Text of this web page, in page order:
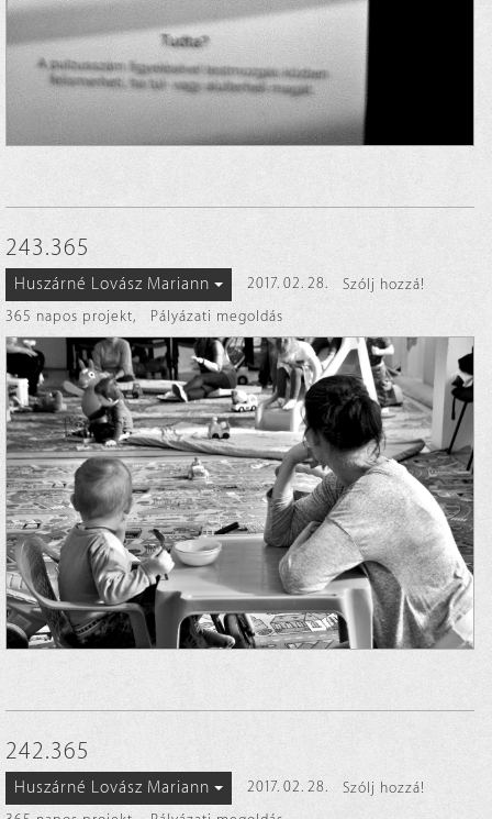
243.365
Huszárné Lovász Mariann 2017. 02. 28.
Szólj hozzá!
365 napos projekt, Pályázati megoldás
242.365
Huszárné Lovász Mariann 2017. 02. 28.
Szólj hozzá!